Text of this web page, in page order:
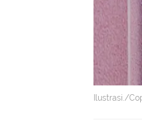
Ilustrasi./